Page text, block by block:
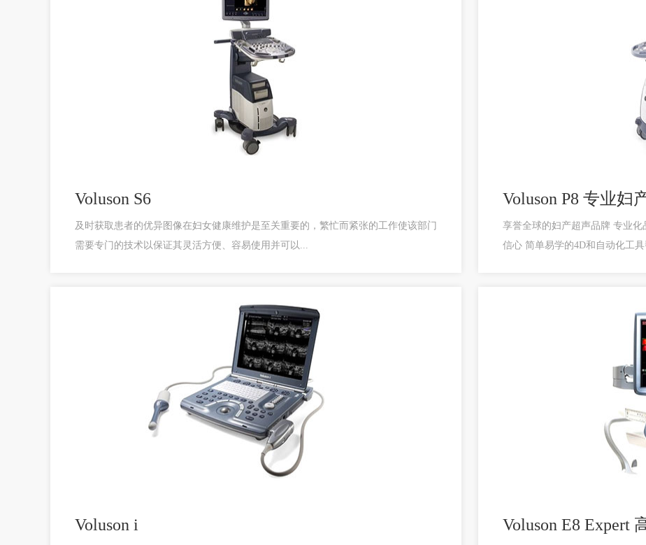
Voluson S6
及时获取患者的优异图像在妇女健康维护是至关重要的，繁忙而紧张的工作使该部门
需要专门的技术以保证其灵活方便、容易使用并可以...
Voluson P8 专业妇
享誉全球的妇产超声品牌 专业
信心 简单易学的4D和自动化工具
Voluson i Voluson E8 Expert